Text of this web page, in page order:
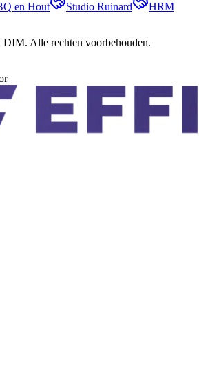
en Hout Studio Ruinard
HRM
DIM. Alle rechten voorbehouden.